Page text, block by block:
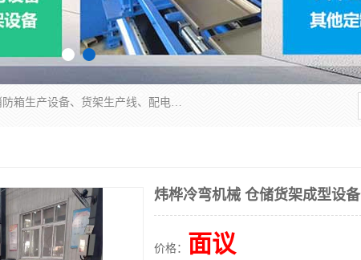
潍坊炜桦冷弯机械制造有限公司一直致力于配电箱自动生产线，消防箱生产设备、货架生产线、配电箱生产线等，是集设备制造、模具加工、技术开发于一体的综合性机械制造高科技民营企业。
炜桦冷弯机械 仓储货架成型设备
价格： 面议